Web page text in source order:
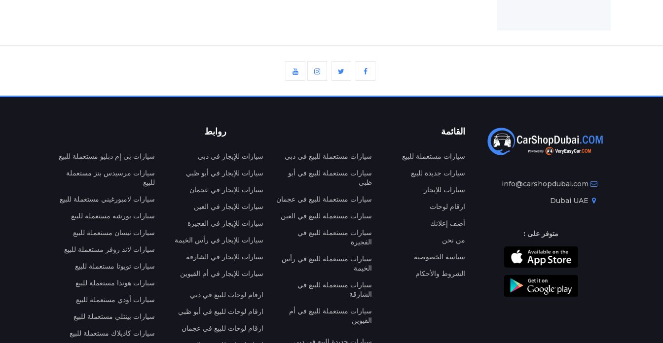
info@carshopdubai.com
متوفر على :
القائمة
سيارات مستعملة للبيع
سيارات جديدة للبيع
سيارات للإيجار
ارقام لوحات
أضف إعلانك
من نحن
سياسة الخصوصية
الشروط والأحكام
روابط
سيارات مستعملة للبيع في دبي
سيارات مستعملة للبيع في أبو
ظبي
سيارات مستعملة للبيع في عجمان
سيارات مستعملة للبيع في العين
سيارات مستعملة للبيع في
الفجيرة
سيارات مستعملة للبيع في رأس
الخيمة
سيارات مستعملة للبيع في
الشارقة
سيارات مستعملة للبيع في أم
القيوين
سيارات للإيجار في دبي
سيارات للإيجار في أبو ظبي
سيارات للإيجار في عجمان
سيارات للإيجار في العين
سيارات للإيجار في الفجيرة
سيارات للإيجار في رأس الخيمة
سيارات للإيجار في الشارقة
سيارات للإيجار في أم القيوين
ارقام لوحات للبيع في دبي
ارقام لوحات للبيع في أبو ظبي
ارقام لوحات للبيع في عجمان
سيارات بي إم دبليو مستعملة للبيع
سيارات مرسيدس بنز مستعملة
للبيع
سيارات لامبورغيني مستعملة للبيع
سيارات بورشه مستعملة للبيع
سيارات نيسان مستعملة للبيع
سيارات لاند روفر مستعملة للبيع
سيارات تويوتا مستعملة للبيع
سيارات هوندا مستعملة للبيع
سيارات أودي مستعملة للبيع
سيارات بينتلي مستعملة للبيع
سيارات كاديلاك مستعملة للبيع